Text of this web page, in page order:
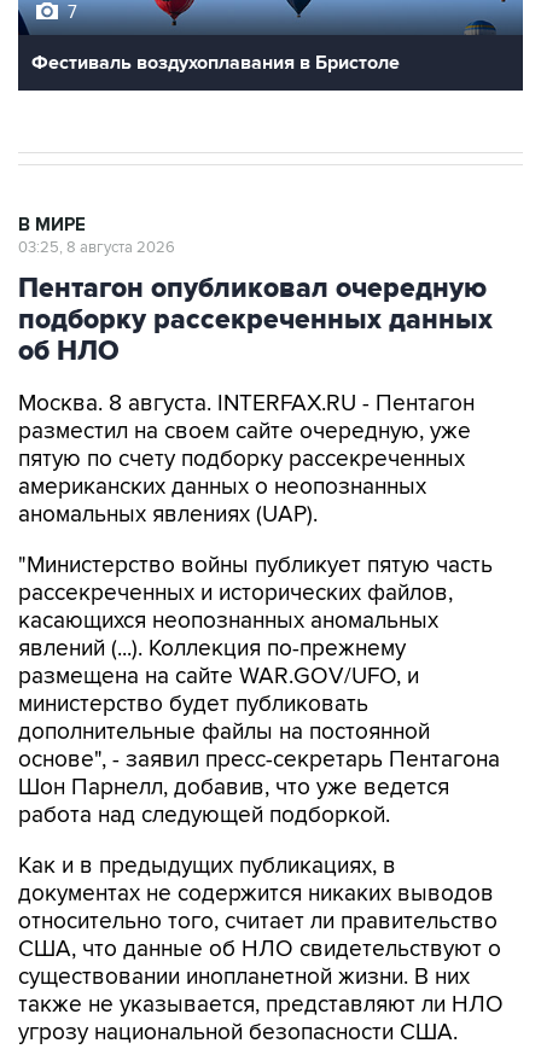
7
Фестиваль воздухоплавания в Бристоле
В МИРЕ
03:25, 8 августа 2026
Пентагон опубликовал очередную
подборку рассекреченных данных
об НЛО
Москва. 8 августа. INTERFAX.RU - Пентагон
разместил на своем сайте очередную, уже
пятую по счету подборку рассекреченных
американских данных о неопознанных
аномальных явлениях (UAP).
"Министерство войны публикует пятую часть
рассекреченных и исторических файлов,
касающихся неопознанных аномальных
явлений (...). Коллекция по-прежнему
размещена на сайте WAR.GOV/UFO, и
министерство будет публиковать
дополнительные файлы на постоянной
основе", - заявил пресс-секретарь Пентагона
Шон Парнелл, добавив, что уже ведется
работа над следующей подборкой.
Как и в предыдущих публикациях, в
документах не содержится никаких выводов
относительно того, считает ли правительство
США, что данные об НЛО свидетельствуют о
существовании инопланетной жизни. В них
также не указывается, представляют ли НЛО
угрозу национальной безопасности США.